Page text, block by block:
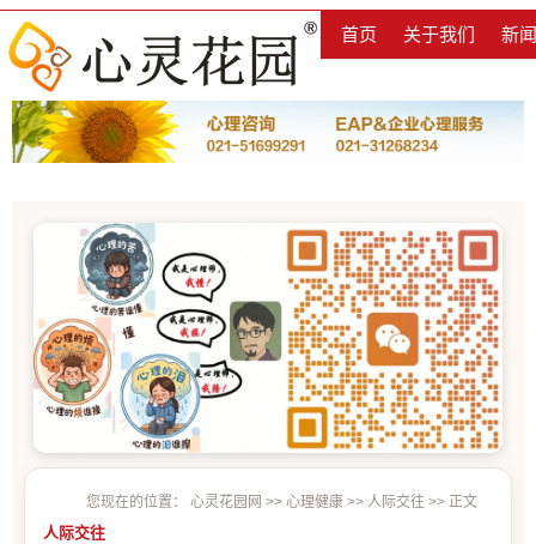
首页 关于我们 新
您现在的位置： 心灵花园网 >> 心理健康 >> 人际交往 >> 正文
人际交往